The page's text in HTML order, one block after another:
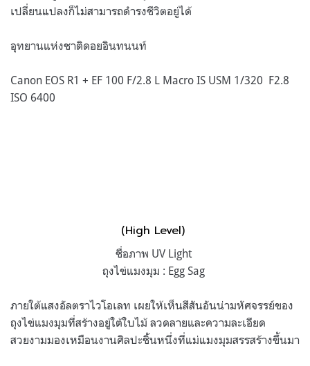
เปลี่ยนแปลงก็ไม่สามารถดำรงชีวิตอยู่ได้
อุทยานแห่งชาติดอยอินทนนท์
Canon EOS R1 + EF 100 F/2.8 L Macro IS USM 1/320 F2.8
ISO 6400
(High Level)
ชื่อภาพ UV Light
ถุงไข่แมงมุม : Egg Sag
ภายใต้แสงอัลตราไวโอเลท เผยให้เห็นสีสันอันน่ามหัศจรรย์ของ
ถุงไข่แมงมุมที่สร้างอยู่ใต้ใบไม้ ลวดลายและความละเอียด
สวยงามมองเหมือนงานศิลปะชิ้นหนึ่งที่แม่แมงมุมสรรสร้างขึ้นมา